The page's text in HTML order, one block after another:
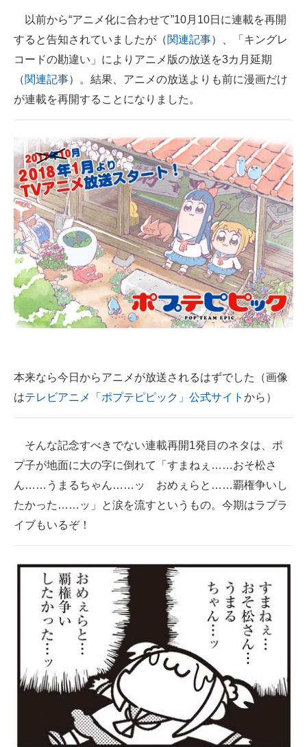
経営リーダーのコミュニティ
マーケ×ITの今がよく分かる
ITエンジニア向け専門サイト
企業向けIT製品の総合サイト
IT製品の技術・比較・事例
製造業のIT導入・活用を支援
モノづくり技術者専門サイト
エレクトロニクス専門サイト
電子設計の基本と応用
エネルギーの専門メディア
建設×テクノロジーの最前線
以前から“アニメ化に合わせて”10月10日に連載を再開
すると告知されていましたが（関連記事）、「キングレ
コードの勘違い」によりアニメ版の放送を3カ月延期
（関連記事）。結果、アニメの放送よりも前に漫画だけ
が連載を再開することになりました。
本来なら今日からアニメが放送されるはずでした（画像
はテレビアニメ「ポプテピピック」公式サイト から）
そんな記念すべきでない連載再開1発目のネタは、ポ
プ子が地面に大の字に倒れて「すまねぇ……おそ松さ
ん……うまるちゃん……ッ おめぇらと……覇権争いし
たかった……ッ」と涙を流すというもの。今期はラブラ
イブもいるぞ！